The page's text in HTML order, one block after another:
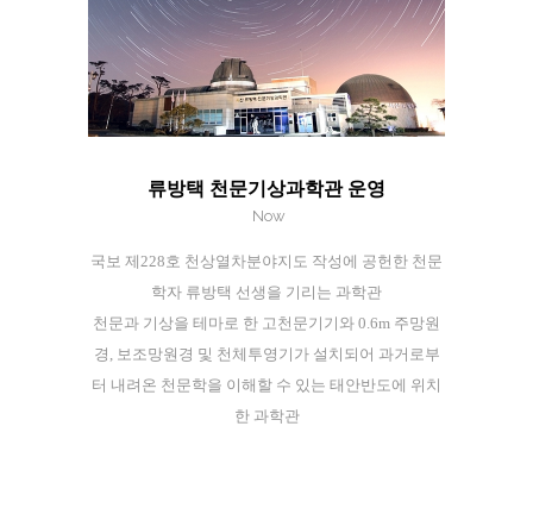
류방택 천문기상과학관 운영
Now
국보 제228호 천상열차분야지도 작성에 공헌한 천문
학자 류방택 선생을 기리는 과학관
천문과 기상을 테마로 한 고천문기기와 0.6m 주망원
경, 보조망원경 및 천체투영기가 설치되어 과거로부
터 내려온 천문학을 이해할 수 있는 태안반도에 위치
한 과학관